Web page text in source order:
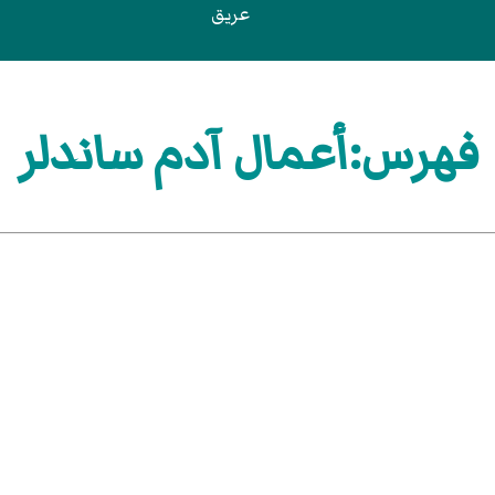
عريق
فهرس:أعمال آدم ساندلر